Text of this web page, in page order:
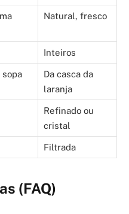
Natural, fresco
Inteiros
sopa
Da casca da
laranja
Refinado ou
cristal
Filtrada
(FAQ)